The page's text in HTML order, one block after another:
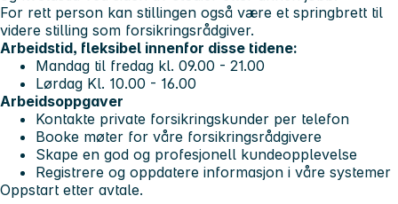
For rett person kan stillingen også være et springbrett til
videre stilling som forsikringsrådgiver.
Arbeidstid, fleksibel innenfor disse tidene:
Mandag til fredag kl. 09.00 - 21.00
Lørdag Kl. 10.00 - 16.00
Arbeidsoppgaver
Kontakte private forsikringskunder per telefon
Booke møter for våre forsikringsrådgivere
Skape en god og profesjonell kundeopplevelse
Registrere og oppdatere informasjon i våre systemer
Oppstart etter avtale.